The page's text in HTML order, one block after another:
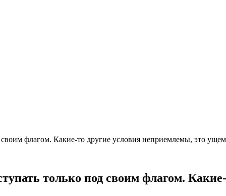
флагом. Какие-то другие условия неприемлемы, это
только под своим флагом.